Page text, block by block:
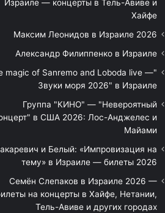
Израиле — концерты в Тель-Авиве и
Хайфе
Максим Леонидов в Израиле 2026
Александр Филиппенко в Израиле
magic of Sanremo and Loboda live —
Звуки моря 2026" в Израиле
Группа "КИНО" — "Невероятный
в США 2026: Лос-Анджелес и
Майами
и Белый: «Импровизация на
тему» в Израиле — билеты 2026
Семён Слепаков в Израиле 2026 —
на концерты в Хайфе, Нетании,
Тель-Авиве и других городах